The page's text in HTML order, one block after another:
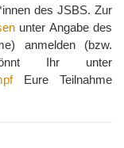
des JSBS. Zur
unter Angabe des
anmelden (bzw.
Ihr unter
Eure Teilnahme